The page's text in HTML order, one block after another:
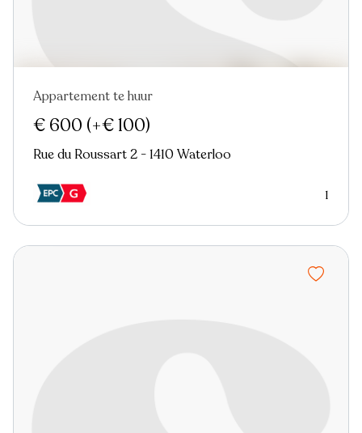
Appartement te huur
€ 600 (+€ 100)
Rue du Roussart 2 - 1410 Waterloo
1